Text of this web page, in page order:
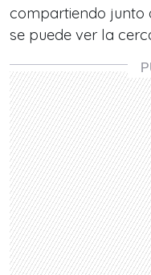
compartiendo junto
se puede ver la